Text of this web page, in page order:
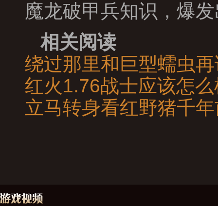
魔龙破甲兵知识，爆
相关阅读
绕过那里和巨型蠕虫
红火1.76战士应该怎
立马转身看红野猪千